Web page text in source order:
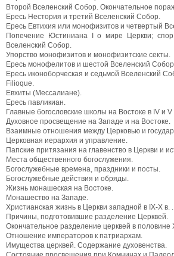
Второй Вселенский Собор. Окончательное
Ересь Нестория и третий Вселенский Собор.
Ересь Евтихия или монофизитов и четвертый
Попечение Юстиниана I о мире Церкви;
Вселенский Собор.
Упорство монофизитов и монофизитские секты.
Ересь монофелитов и шестой Вселенский Собор.
Ересь иконоборческая и седьмой Вселенский
Filioque.
Евхиты (Мессалиане).
Ересь павликиан.
Главные богословские школы на Востоке в IV и V
Духовное просвещение на Западе и на Востоке.
Взаимные отношения между Церковью и
Церковная иерархия и управление.
Папские притязания на главенство в Церкви и
Места общественного богослужения.
Богослужебные времена, праздники и посты.
Богослужебные действия и обряды.
Жизнь монашеская на Востоке.
Монашество на Западе.
Христианская жизнь в Церкви западной в IX-X в. .
Причины, подготовившие разделение Церквей.
Окончательное разделение церквей в половине
Отношение императоров к патриархам.
Имущества церквей. Содержание духовенства.